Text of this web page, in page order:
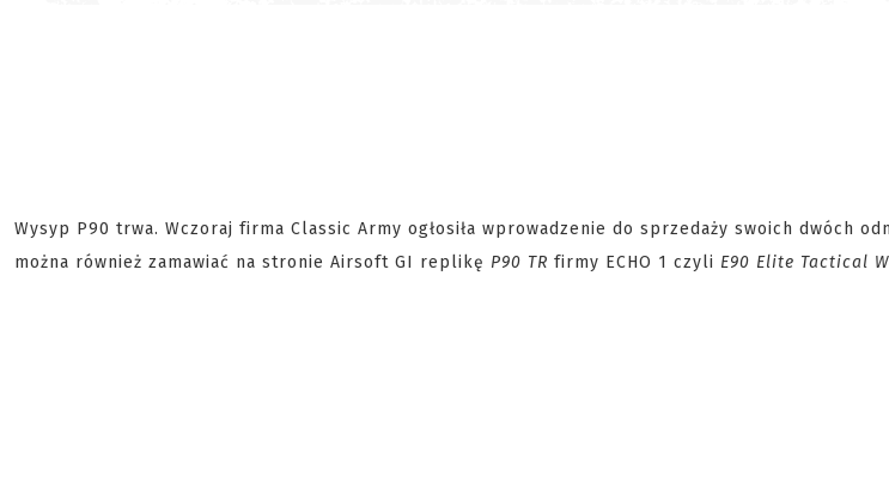
Wysyp P90 trwa. Wczoraj firma Classic Army ogłosiła wprowadzenie do sprzedaży swoich dwóch
można również zamawiać na stronie Airsoft GI replikę P90 TR firmy ECHO 1 czyli E90 Elite Tactical